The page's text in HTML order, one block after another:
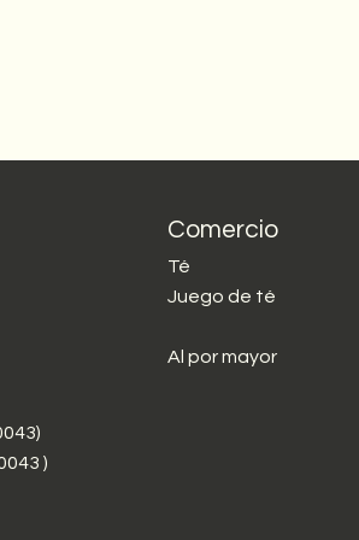
)
Comercio
Té
Juego de té
Al por mayor